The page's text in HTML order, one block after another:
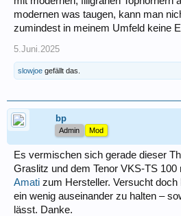
modernen was taugen, kann man
zumindest in meinem Umfeld keine
5.Juni.2025
slowjoe gefällt das.
bp
Admin Mod
Es vermischen sich gerade dieser
Graslitz und dem Tenor VKS-TS
Amati zum Hersteller. Versucht doch
ein wenig auseinander zu halten –
lässt. Danke.